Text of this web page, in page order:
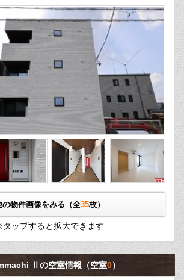
の物件画像をみる（全35枚）
ップすると拡大できます
Ⅱの空室情報 （空室0）